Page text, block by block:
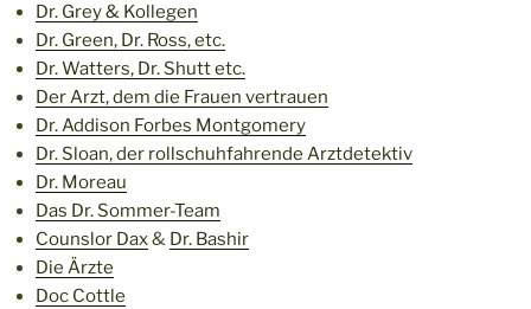
Dr. Grey & Kollegen
Dr. Green, Dr. Ross, etc.
Dr. Watters, Dr. Shutt etc.
Der Arzt, dem die Frauen vertrauen
Dr. Addison Forbes Montgomery
Dr. Sloan, der rollschuhfahrende Arztdetektiv
Dr. Moreau
Das Dr. Sommer-Team
Counslor Dax& Dr. Bashir
Die Ärzte
Doc Cottle